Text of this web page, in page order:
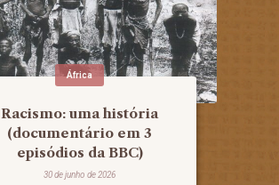
África
Racismo: uma história
(documentário em 3
episódios da BBC)
30 de junho de 2026